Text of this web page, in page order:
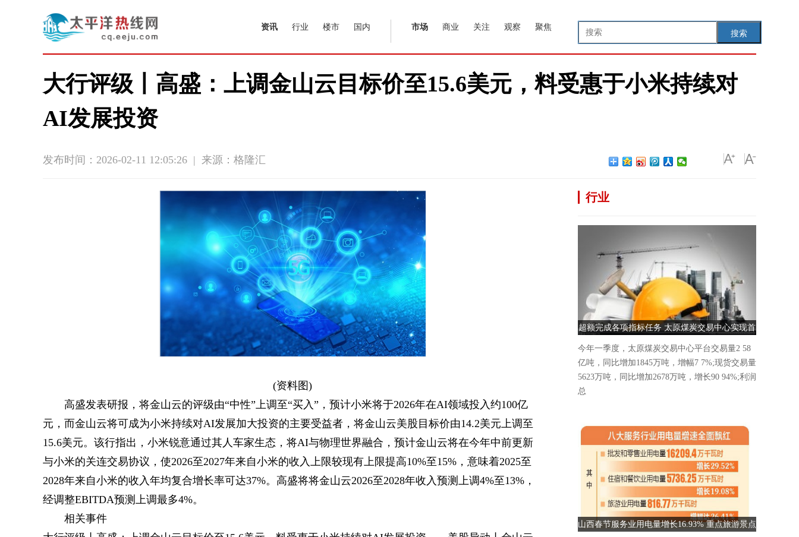
搜索
资讯 行业 楼市 国内 市场 商业 关注 观察 聚焦
大行评级丨高盛：上调金山云目标价至15.6美元，料受惠于小米持续对
AI发展投资
发布时间：2026-02-11 12:05:26 | 来源：格隆汇
(资料图)
高盛发表研报，将金山云的评级由“中性”上调至“买入”，预计小米将于2026年在AI领域投入约100亿
元，而金山云将可成为小米持续对AI发展加大投资的主要受益者，将金山云美股目标价由14.2美元上调至
15.6美元。该行指出，小米锐意通过其人车家生态，将AI与物理世界融合，预计金山云将在今年中前更新
与小米的关连交易协议，使2026至2027年来自小米的收入上限较现有上限提高10%至15%，意味着2025至
2028年来自小米的收入年均复合增长率可达37%。高盛将将金山云2026至2028年收入预测上调4%至13%，
经调整EBITDA预测上调最多4%。
相关事件
行业
超额完成各项指标任务 太原煤炭交易中心实现首
季“开门红”
今年一季度，太原煤炭交易中心平台交易量2 58
亿吨，同比增加1845万吨，增幅7 7%;现货交易量
5623万吨，同比增加2678万吨，增长90 94%;利润
总
山西春节服务业用电量增长16.93% 重点旅游景点